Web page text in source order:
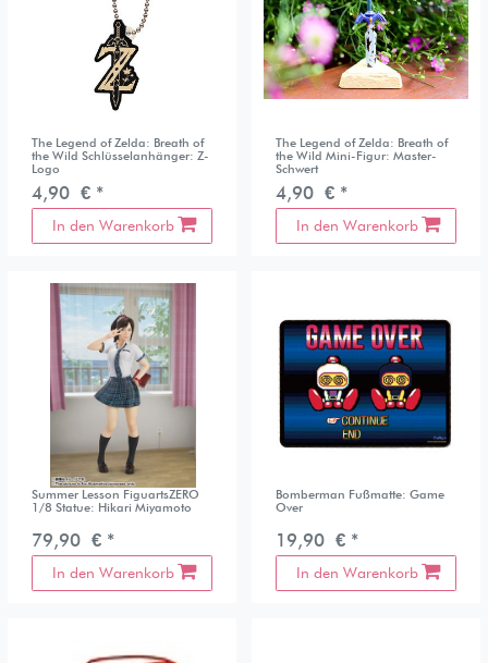
The Legend of Zelda: Breath of
the Wild Schlüsselanhänger: Z-
Logo
4,90 € *
In den Warenkorb
The Legend of Zelda: Breath of
the Wild Mini-Figur: Master-
Schwert
4,90 € *
In den Warenkorb
Summer Lesson FiguartsZERO
1/8 Statue: Hikari Miyamoto
79,90 € *
In den Warenkorb
Bomberman Fußmatte: Game
Over
19,90 € *
In den Warenkorb